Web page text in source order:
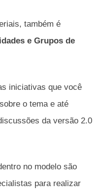
também é
e Grupos de
iniciativas que você
o tema e até
da versão 2.0
no modelo são
para realizar